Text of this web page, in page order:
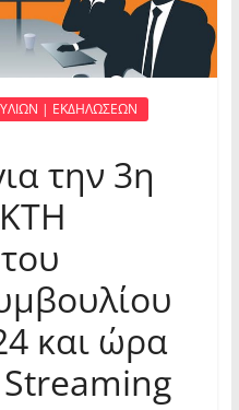
| ΕΚΔΗΛΩΣΕΩΝ
την 3η
και ώρα